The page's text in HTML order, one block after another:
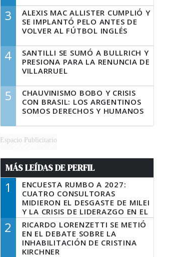
3
ALEXIS MAC ALLISTER CUMPLIÓ Y
SE IMPLANTÓ PELO ANTES DE
VOLVER AL FÚTBOL INGLÉS
4
SANTILLI SE SUMÓ A BULLRICH Y
PRESIONA PARA LA RENUNCIA DE
VILLARRUEL
5
CHAUVINISMO BOBO Y CRISIS
CON BRASIL: LOS ARGENTINOS
SOMOS DERECHOS Y HUMANOS
Espacio Publicitario
MÁS LEÍDAS DE PERFIL
1
ENCUESTA RUMBO A 2027:
CUATRO CONSULTORAS
MIDIERON EL DESGASTE DE MILEI
Y LA CRISIS DE LIDERAZGO EN EL
PERONISMO
2
RICARDO LORENZETTI SE METIÓ
EN EL DEBATE SOBRE LA
INHABILITACIÓN DE CRISTINA
KIRCHNER